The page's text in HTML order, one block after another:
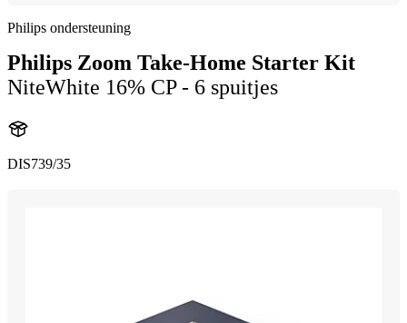
Philips ondersteuning
Philips Zoom Take-Home Starter Kit
NiteWhite 16% CP - 6 spuitjes
DIS739/35